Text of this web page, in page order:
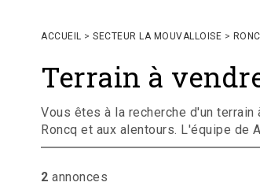
ACCUEIL > SECTEUR LA MOUVALLOISE >
Terrain à
Vous êtes à la recherche d'un
Roncq et aux alentours. L'équipe de
2 annonces